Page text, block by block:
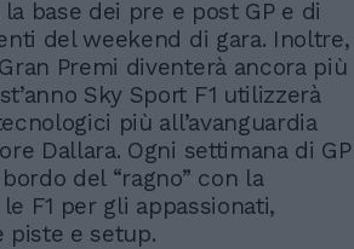
base dei pre e post GP e di
del weekend di gara. Inoltre,
Premi diventerà ancora più
Sky Sport F1 utilizzerà
più all’avanguardia
Dallara. Ogni settimana di GP
del “ragno” con la
F1 per gli appassionati,
piste e setup.